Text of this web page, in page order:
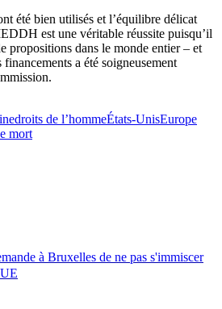
été bien utilisés et l’équilibre délicat
est une véritable réussite puisqu’il
propositions dans le monde entier – et
a été soigneusement
droits de l’hommeÉtats-UnisEurope
mort
à Bruxelles de ne pas s'immiscer